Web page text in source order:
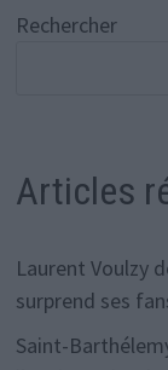
Rechercher
Articles
Laurent Voulzy
surprend ses
Saint-